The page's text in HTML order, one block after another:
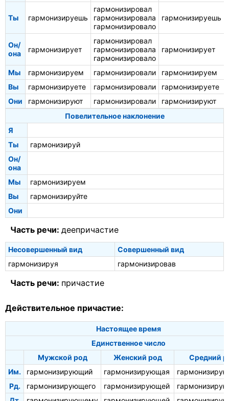
Ты гармонизируешь
гармонизировал
гармонизировала
гармонизировало
гармонизируешь
Он/
она
гармонизирует
гармонизировал
гармонизировала
гармонизировало
гармонизирует
Мы гармонизируем гармонизировали
гармонизируем
Вы
гармонизируете гармонизировали
гармонизируете
Они
гармонизируют гармонизировали
гармонизируют
Повелительное наклонение
Я
Ты
гармонизируй
Он/
она
Мы
гармонизируем
Вы
гармонизируйте
Они
Часть речи: деепричастие
Несовершенный вид
Совершенный вид
гармонизируя
гармонизировав
Часть речи: причастие
Действительное причастие:
Настоящее время
Единственное число
Мужской род
Женский род
Средний
Им.
гармонизирующий гармонизирующая
Рд.
гармонизирующего гармонизирующей